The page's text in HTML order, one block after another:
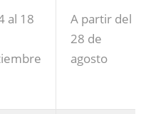
al 18
A partir del
28 de
agosto